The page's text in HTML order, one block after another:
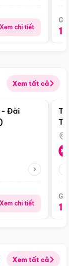
Xem chi tiết
Xem tất cả
nổi bật
- Đài
Xem chi tiết
Xem tất cả
nổi bật